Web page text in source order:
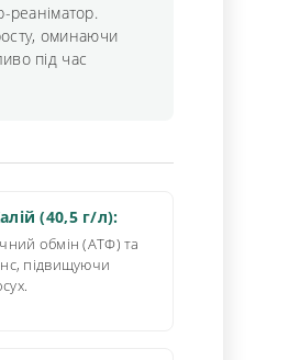
реаніматор.
оминаючи
під час
(40,5 г/л):
обмін (АТФ) та
підвищуючи